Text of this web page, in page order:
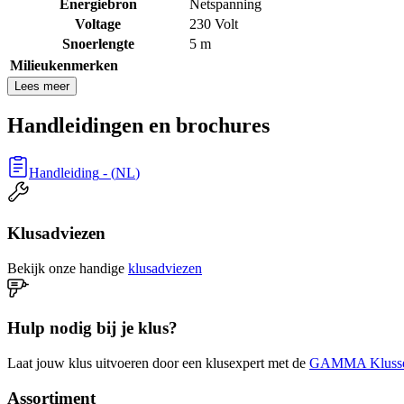
Energiebron
Netspanning
Voltage
230 Volt
Snoerlengte
5 m
Milieukenmerken
Lees meer
Handleidingen en brochures
Handleiding - (NL)
Klusadviezen
Bekijk onze handige klusadviezen
Hulp nodig bij je klus?
Laat jouw klus uitvoeren door een klusexpert met de GAMMA
Assortiment